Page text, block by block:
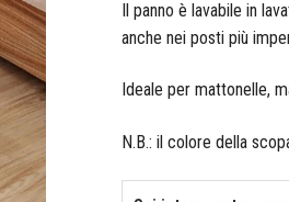
Il panno è lavabile in
anche nei posti più
Ideale per mattonelle,
N.B.: il colore della